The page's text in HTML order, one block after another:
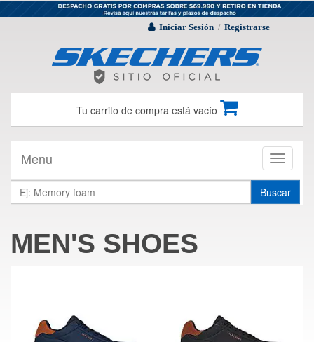
Iniciar Sesión / Registrarse
Tu carrito de compra está vacío
Toggle
Menu
Buscar
MEN'S SHOES